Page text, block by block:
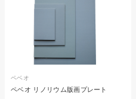
ペベオ
ペベオ リノリウム版画プレート